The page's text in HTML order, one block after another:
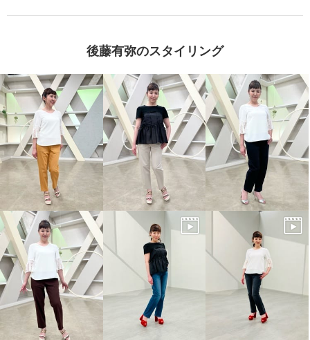
後藤有弥のスタイリング